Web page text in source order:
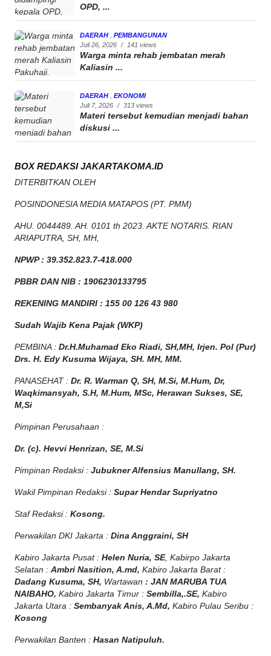
OPD, ...
DAERAH
PEMBANGUNAN
Juli 26, 2026 / 141 views
Warga minta rehab jembatan merah
Kaliasin ...
DAERAH
EKONOMI
Juli 7, 2026 / 313 views
Materi tersebut kemudian menjadi bahan
diskusi ...
BOX REDAKSI JAKARTAKOMA.ID
DITERBITKAN OLEH
POSINDONESIA MEDIA MATAPOS (PT. PMM)
AHU. 0044489. AH. 0101 th 2023. AKTE NOTARIS. RIAN
ARIAPUTRA, SH, MH,
NPWP: 39.352.823.7-418.000
PBBR DAN NIB : 1906230133795
REKENING MANDIRI : 155 00 126 43 980
Sudah Wajib Kena Pajak (WKP)
PEMBINA : Dr.H.Muhamad Eko Riadi, SH,MH, Irjen. Pol (Pur)
Drs. H. Edy Kusuma Wijaya, SH. MH, MM.
PANASEHAT : Dr. R. Warman Q, SH, M.Si, M.Hum, Dr,
Waqkimansyah, S.H, M.Hum, MSc, Herawan Sukses, SE,
M,Si
Pimpinan Perusahaan :
Dr. (c). Hevvi Henrizan, SE, M.Si
Pimpinan Redaksi : Jubukner Alfensius Manullang, SH.
Wakil Pimpinan Redaksi : Supar Hendar Supriyatno
Staf Redaksi : Kosong.
Perwakilan DKI Jakarta : Dina Anggraini, SH
Kabiro Jakarta Pusat : Helen Nuria, SE, Kabirpo Jakarta
Selatan : Ambri Nasition, A.md, Kabiro Jakarta Barat :
Dadang Kusuma, SH, Wartawan : JAN MARUBA TUA
NAIBAHO, Kabiro Jakarta Timur : Sembilla,.SE, Kabiro
Jakarta Utara : Sembanyak Anis, A.Md, Kabiro Pulau Seribu :
Kosong
Perwakilan Banten : Hasan Natipuluh.